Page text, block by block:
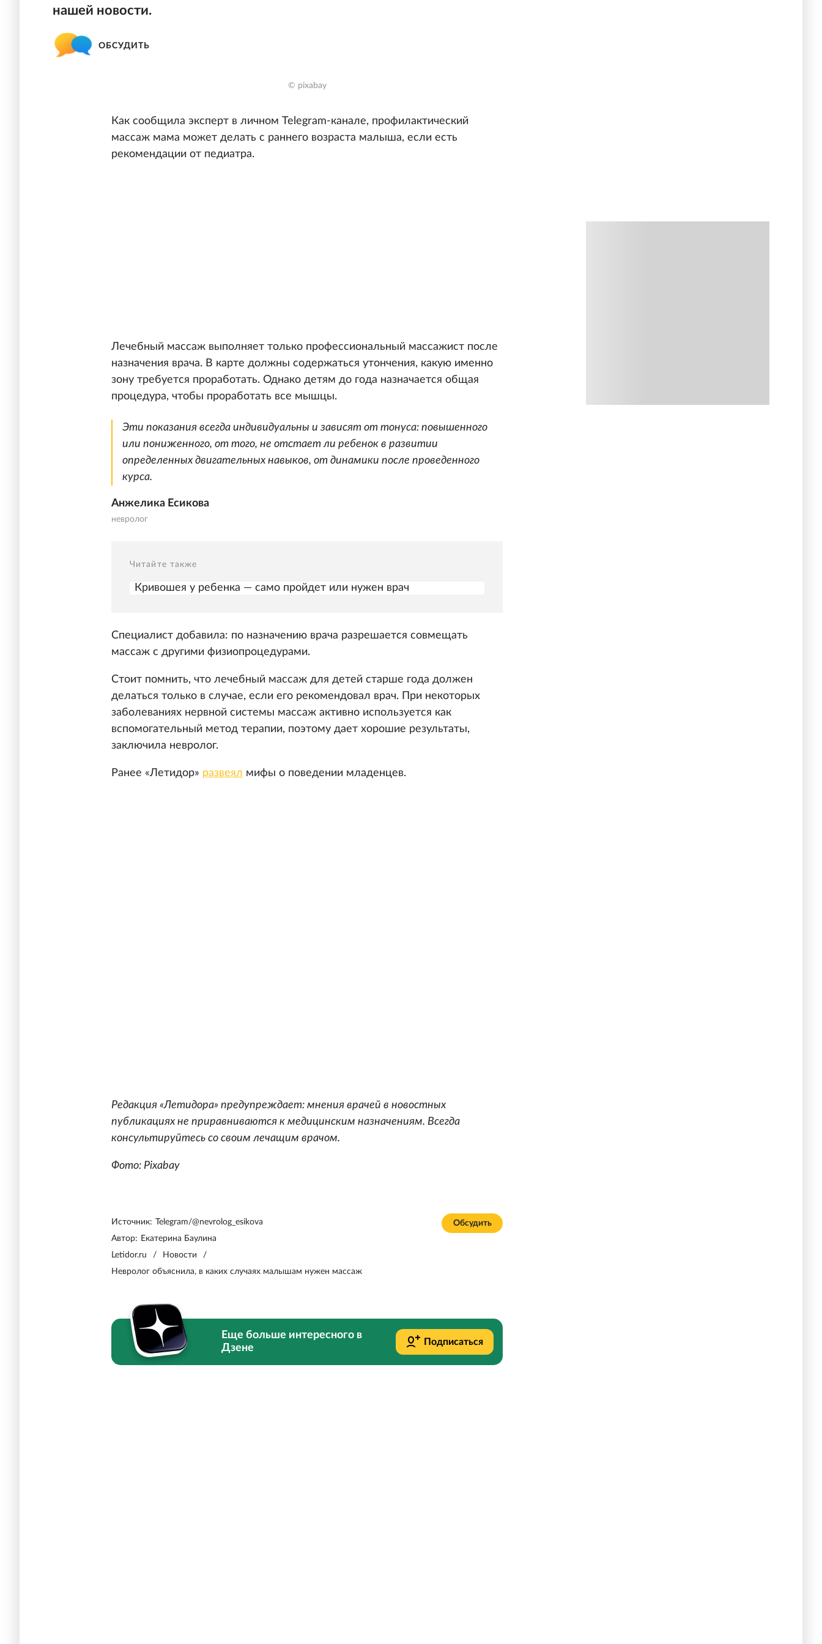
нашей новости.
ОБСУДИТЬ
© pixabay
Как сообщила эксперт в личном Telegram-канале, профилактический
массаж мама может делать с раннего возраста малыша, если есть
рекомендации от педиатра.
Лечебный массаж выполняет только профессиональный массажист после
назначения врача. В карте должны содержаться утончения, какую именно
зону требуется проработать. Однако детям до года назначается общая
процедура, чтобы проработать все мышцы.
Эти показания всегда индивидуальны и зависят от тонуса: повышенного
или пониженного, от того, не отстает ли ребенок в развитии
определенных двигательных навыков, от динамики после проведенного
курса.
Анжелика Есикова
невролог
Читайте также
Кривошея у ребенка — само пройдет или нужен врач
Специалист добавила: по назначению врача разрешается совмещать
массаж с другими физиопроцедурами.
Стоит помнить, что лечебный массаж для детей старше года должен
делаться только в случае, если его рекомендовал врач. При некоторых
заболеваниях нервной системы массаж активно используется как
вспомогательный метод терапии, поэтому дает хорошие результаты,
заключила невролог.
Ранее «Летидор» развеял мифы о поведении младенцев.
Редакция «Летидора» предупреждает: мнения врачей в новостных
публикациях не приравниваются к медицинским назначениям. Всегда
консультируйтесь со своим лечащим врачом.
Фото: Pixabay
Обсудить
Источник: Telegram/@nevrolog_esikova
Автор: Екатерина Баулина
Letidor.ru
/ Новости
/
Невролог объяснила, в каких случаях малышам нужен массаж
Еще больше интересного в
Дзене
Подписаться